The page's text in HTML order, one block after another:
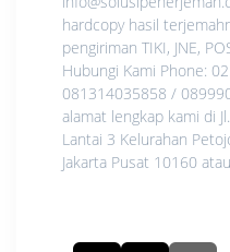
hardcopy hasil
pengiriman TIKI, JNE,
Hubungi Kami Phone:
081314035858 /
alamat lengkap kami di
Lantai 3 Kelurahan
Jakarta Pusat 10160